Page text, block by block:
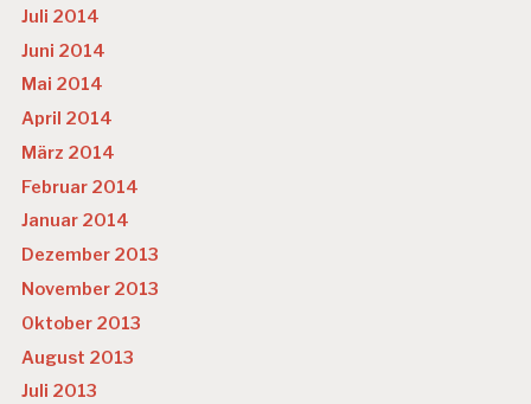
Juli 2014
Juni 2014
Mai 2014
April 2014
März 2014
Februar 2014
Januar 2014
Dezember 2013
November 2013
Oktober 2013
August 2013
Juli 2013